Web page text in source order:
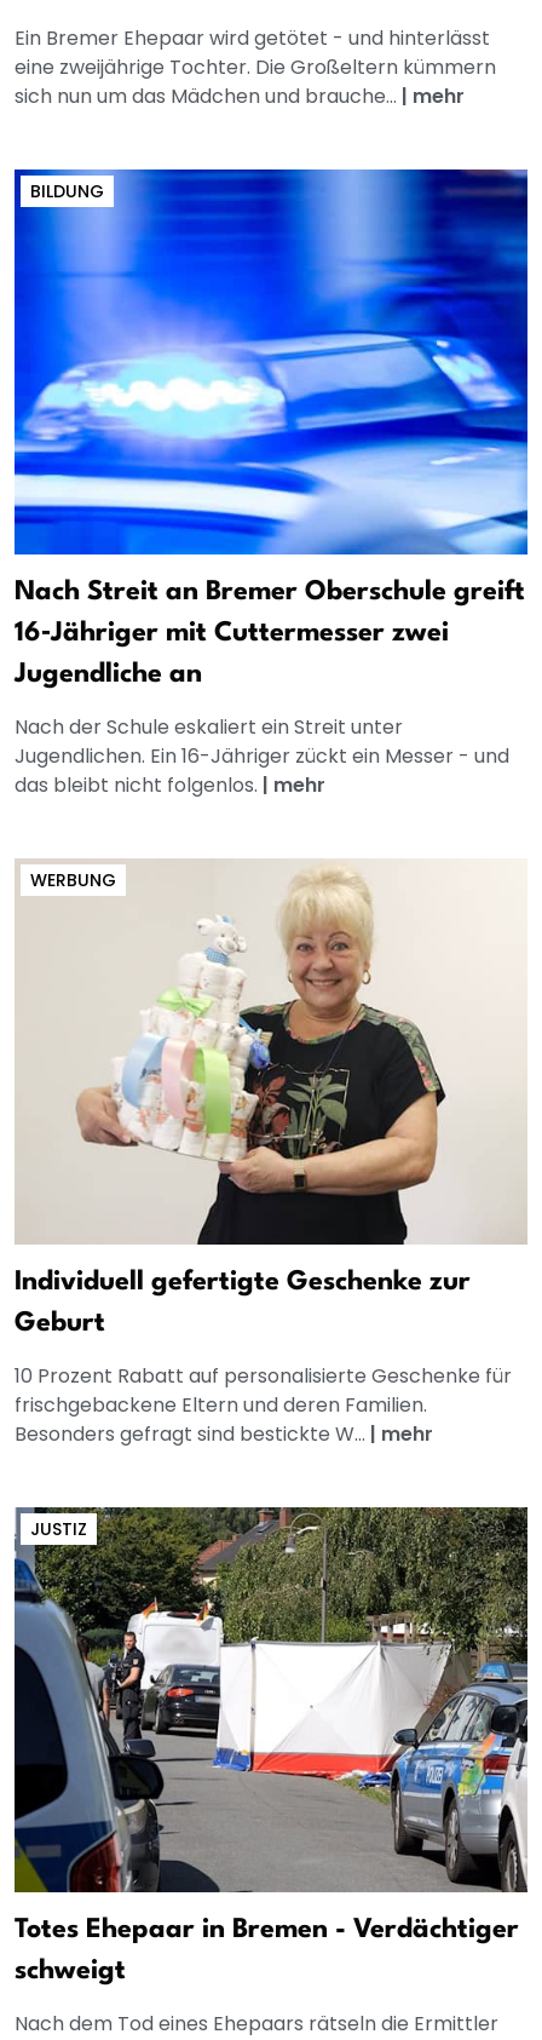
Ein Bremer Ehepaar wird getötet - und hinterlässt
eine zweijährige Tochter. Die Großeltern kümmern
sich nun um das Mädchen und brauche... | mehr
BILDUNG
Nach Streit an Bremer Oberschule greift
16‑Jähriger mit Cuttermesser zwei
Jugendliche an
Nach der Schule eskaliert ein Streit unter
Jugendlichen. Ein 16-Jähriger zückt ein Messer - und
das bleibt nicht folgenlos. | mehr
WERBUNG
Individuell gefertigte Geschenke zur
Geburt
10 Prozent Rabatt auf personalisierte Geschenke für
frischgebackene Eltern und deren Familien.
Besonders gefragt sind bestickte W... | mehr
JUSTIZ
Totes Ehepaar in Bremen - Verdächtiger
schweigt
Nach dem Tod eines Ehepaars rätseln die Ermittler